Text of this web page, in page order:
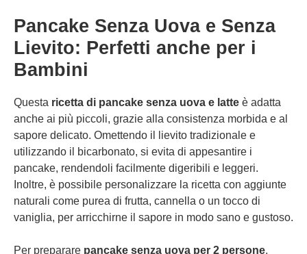
Pancake Senza Uova e Senza
Lievito: Perfetti anche per i
Bambini
Questa ricetta di pancake senza uova e latte è adatta
anche ai più piccoli, grazie alla consistenza morbida e al
sapore delicato. Omettendo il lievito tradizionale e
utilizzando il bicarbonato, si evita di appesantire i
pancake, rendendoli facilmente digeribili e leggeri.
Inoltre, è possibile personalizzare la ricetta con aggiunte
naturali come purea di frutta, cannella o un tocco di
vaniglia, per arricchirne il sapore in modo sano e gustoso.
Per preparare pancake senza uova per 2 persone,